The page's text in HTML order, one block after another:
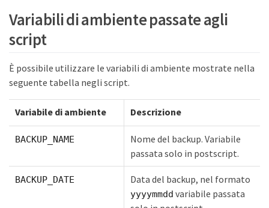
Variabili di ambiente passate agli
script
È possibile utilizzare le variabili di ambiente mostrate nella
seguente tabella negli script.
Variabile di ambiente Descrizione
BACKUP_NAME
Nome del backup. Variabile
passata solo in postscript.
BACKUP_DATE Data del backup, nel formato
yyyymmdd variabile passata